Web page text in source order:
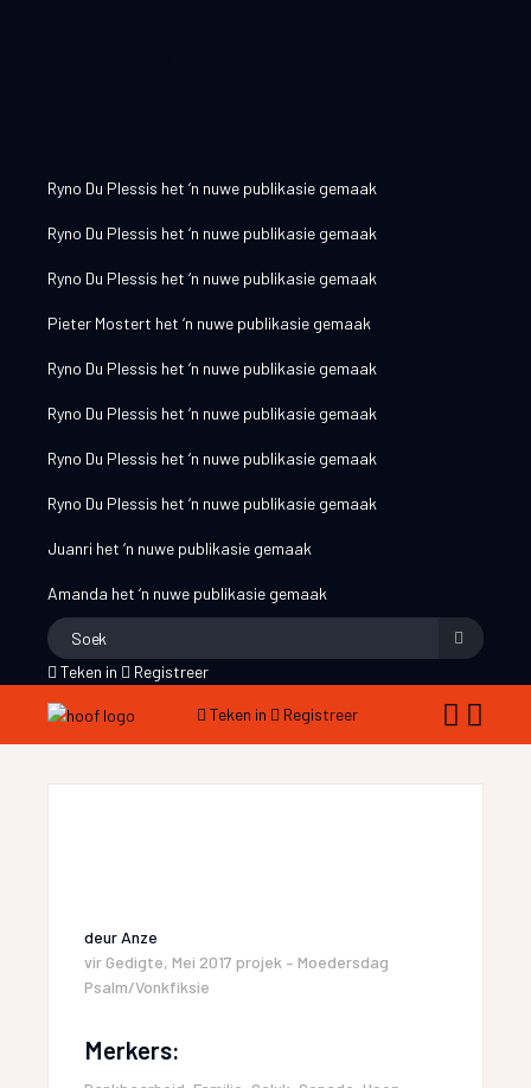
Ryno Du Plessis het ‘n nuwe publikasie gemaak
Ryno Du Plessis het ‘n nuwe publikasie gemaak
Ryno Du Plessis het ‘n nuwe publikasie gemaak
Pieter Mostert het ‘n nuwe publikasie gemaak
Ryno Du Plessis het ‘n nuwe publikasie gemaak
Ryno Du Plessis het ‘n nuwe publikasie gemaak
Ryno Du Plessis het ‘n nuwe publikasie gemaak
Ryno Du Plessis het ‘n nuwe publikasie gemaak
Juanri het ‘n nuwe publikasie gemaak
Amanda het ‘n nuwe publikasie gemaak
Teken in Registreer
Teken in Registreer
deur Anze
vir Gedigte, Mei 2017 projek – Moedersdag
Psalm/Vonkfiksie
Merkers: